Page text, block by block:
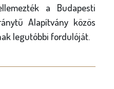
a Budapesti
Alapítvány közös
legutóbbi fordulóját.